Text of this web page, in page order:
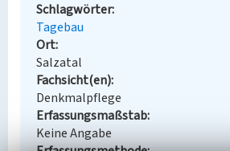
Schlagwörter
Tagebau
Ort
Salzatal
Fachsicht(en)
Denkmalpflege
Erfassungsmaßstab
Keine Angabe